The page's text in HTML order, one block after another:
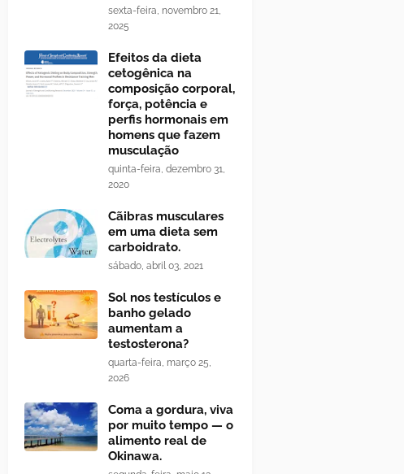
sexta-feira, novembro 21,
2025
Efeitos da dieta
cetogênica na
composição corporal,
força, potência e
perfis hormonais em
homens que fazem
musculação
quinta-feira, dezembro 31,
2020
Cãibras musculares
em uma dieta sem
carboidrato.
sábado, abril 03, 2021
Sol nos testículos e
banho gelado
aumentam a
testosterona?
quarta-feira, março 25,
2026
Coma a gordura, viva
por muito tempo — o
alimento real de
Okinawa.